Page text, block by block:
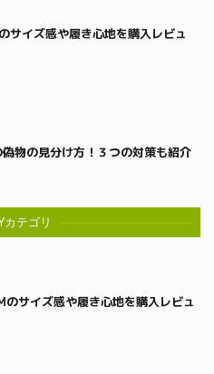
サイズ感や履き心地を購入レビュ
物の見分け方！３つの対策も紹介
カテゴリ
サイズ感や履き心地を購入レビュ